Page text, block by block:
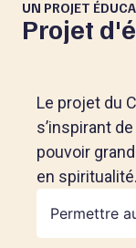
UN PROJET
Projet
Le projet du
s’inspirant
pouvoir
en spiritualité.
Permettre